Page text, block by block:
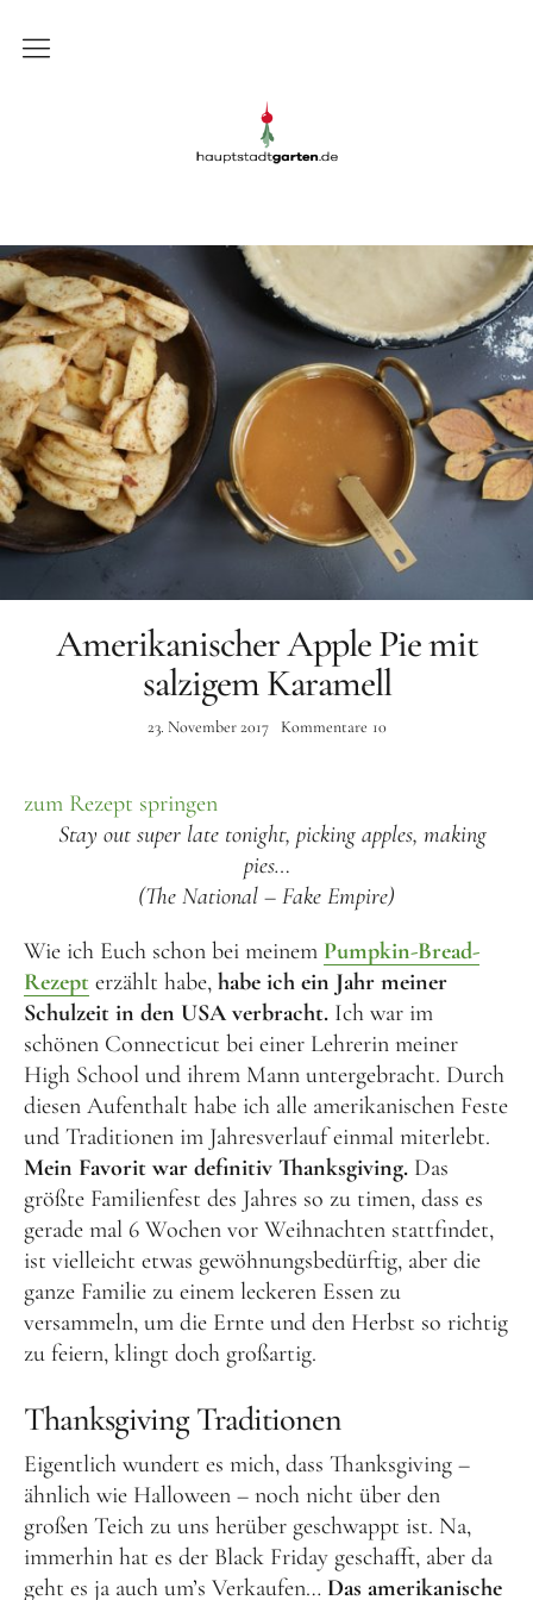
Gartenblog Hauptstadtgarten
Gartenblog
Garten
Balkon
Rezepte
DIY
Presse
Amerikanischer Apple Pie mit
salzigem Karamell
23. November 2017 Kommentare 10
zum Rezept springen
Stay out super late tonight, picking apples, making
pies…
(The National – Fake Empire)
Wie ich Euch schon bei meinem Pumpkin-Bread-
Rezept erzählt habe, habe ich ein Jahr meiner
Schulzeit in den USA verbracht. Ich war im
schönen Connecticut bei einer Lehrerin meiner
High School und ihrem Mann untergebracht. Durch
diesen Aufenthalt habe ich alle amerikanischen Feste
und Traditionen im Jahresverlauf einmal miterlebt.
Mein Favorit war definitiv Thanksgiving. Das
größte Familienfest des Jahres so zu timen, dass es
gerade mal 6 Wochen vor Weihnachten stattfindet,
ist vielleicht etwas gewöhnungsbedürftig, aber die
ganze Familie zu einem leckeren Essen zu
versammeln, um die Ernte und den Herbst so richtig
zu feiern, klingt doch großartig.
Thanksgiving Traditionen
Eigentlich wundert es mich, dass Thanksgiving –
ähnlich wie Halloween – noch nicht über den
großen Teich zu uns herüber geschwappt ist. Na,
immerhin hat es der Black Friday geschafft, aber da
geht es ja auch um’s Verkaufen… Das amerikanische